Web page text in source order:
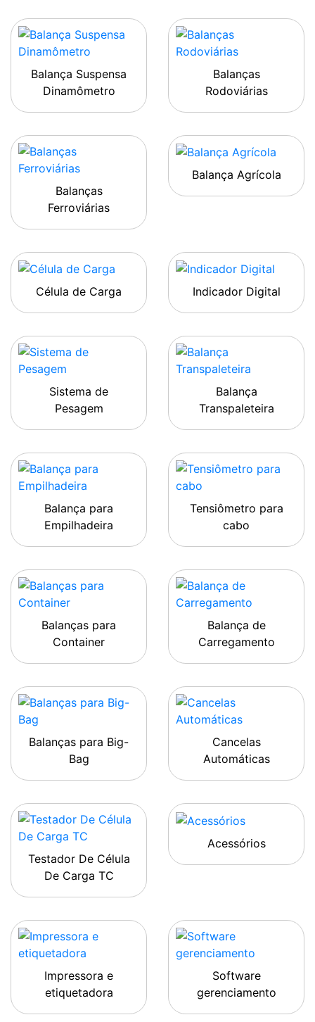
Balança Suspensa
Dinamômetro
Balanças
Rodoviárias
Balanças
Ferroviárias
Balança Agrícola
Célula de Carga Indicador Digital
Sistema de
Pesagem
Balança
Transpaleteira
Balança para
Empilhadeira
Tensiômetro para
cabo
Balanças para
Container
Balança de
Carregamento
Balanças para Big-
Bag
Cancelas
Automáticas
Testador De Célula
De Carga TC
Acessórios
Impressora e
etiquetadora
Software
gerenciamento